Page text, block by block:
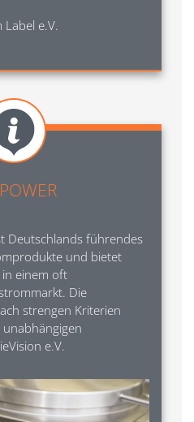
e.V.
Deutschlands führendes
und bietet
einem oft
Die
strengen Kriterien
e.V.